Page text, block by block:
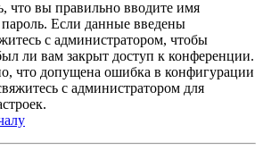
что вы правильно вводите имя
пароль. Если данные введены
с администратором, чтобы
ли вам закрыт доступ к конференции.
что допущена ошибка в конфигурации
с администратором для